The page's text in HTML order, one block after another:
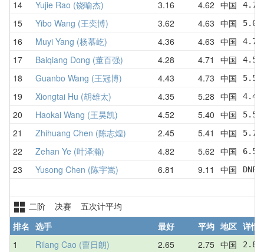
14 Yujie Rao (饶喻杰) 3.16 4.62 中国
15 Yibo Wang (王奕博) 3.62 4.63 中国
16 Muyi Yang (杨慕屹) 4.36 4.63 中国
17 Baiqiang Dong (董百强) 4.28 4.71 中国
18 Guanbo Wang (王冠博) 4.43 4.73 中国
19 Xiongtai Hu (胡雄太) 4.35 5.28 中国
20 Haokai Wang (王昊凯) 4.52 5.40 中国
21 Zhihuang Chen (陈志煌) 2.45 5.41 中国
22 Zehan Ye (叶泽瀚) 4.82 5.62 中国
23 Yusong Chen (陈宇嵩) 6.81 9.11 中国
二阶 决赛 五次计平均
排名 选手 最好 平均 地区 详情
1
Rilang Cao (曹日朗) 2.65 2.75 中国